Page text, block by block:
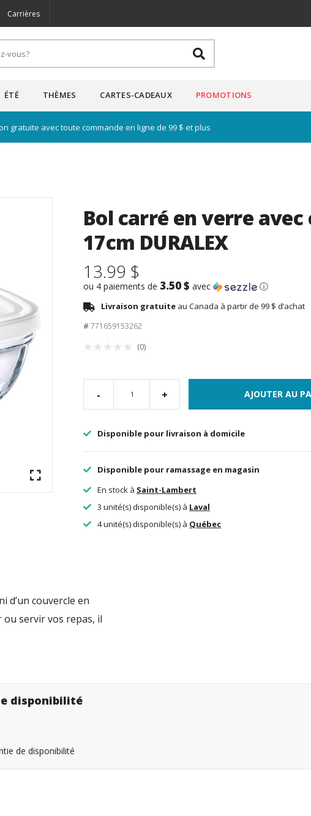
Carrières
ÉTÉ THÈMES CARTES-CADEAUX PROMOTIONS
gratuite avec toute commande en ligne de 99 $ et plus
Bol carré en verre
17cm DURALEX
13.99 $
ou 4 paiements de 3.50 $ avec ⓘ
Livraison gratuite au Canada à partir de 99 $ d’achat
# 771659153262
(0)
- + AJOUTER AU
Disponible pour livraison à domicile
Disponible pour ramassage en magasin
En stock à Saint-Lambert
3 unité(s) disponible(s) à Laval
4 unité(s) disponible(s) à Québec
d’un couvercle en
servir vos repas, il
disponibilité
de disponibilité